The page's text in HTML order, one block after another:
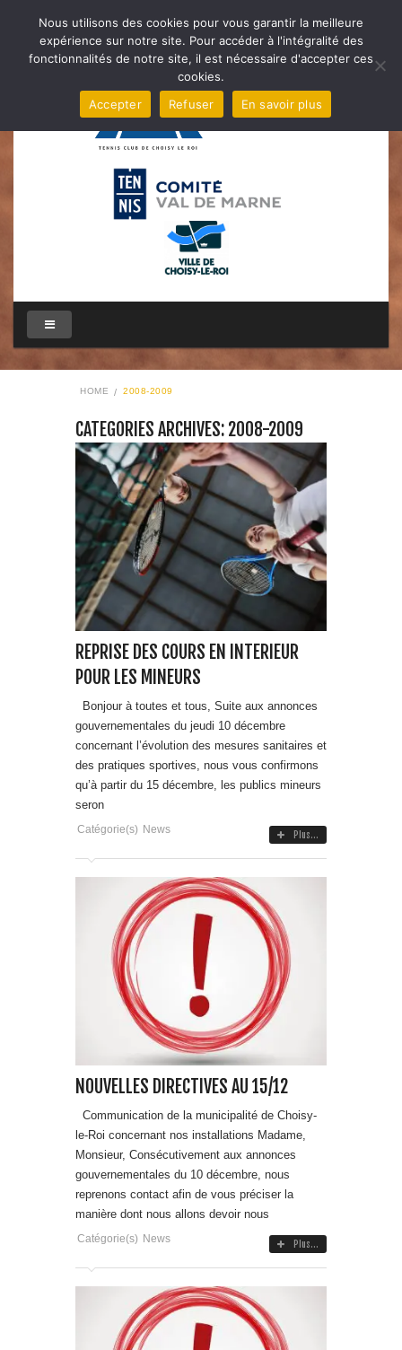
HOME 2008-2009
CATEGORIES ARCHIVES: 2008-2009
REPRISE DES COURS EN INTERIEUR
POUR LES MINEURS
Bonjour à toutes et tous, Suite aux annonces
gouvernementales du jeudi 10 décembre
concernant l’évolution des mesures sanitaires et
des pratiques sportives, nous vous confirmons
qu’à partir du 15 décembre, les publics mineurs
seron
Catégorie(s) News Plus...
NOUVELLES DIRECTIVES AU 15/12
Communication de la municipalité de Choisy-
le-Roi concernant nos installations Madame,
Monsieur, Consécutivement aux annonces
gouvernementales du 10 décembre, nous
reprenons contact afin de vous préciser la
manière dont nous allons devoir nous
Catégorie(s) News Plus...
Nous utilisons des cookies pour vous garantir la meilleure
expérience sur notre site. Pour accéder à l'intégralité des
fonctionnalités de notre site, il est nécessaire d'accepter ces
cookies.
Accepter
Refuser En savoir plus